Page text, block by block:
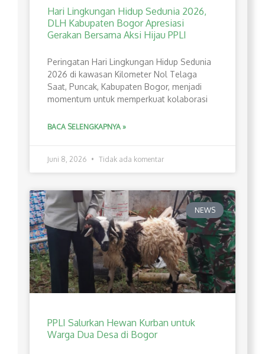
Hari Lingkungan Hidup Sedunia 2026,
DLH Kabupaten Bogor Apresiasi
Gerakan Bersama Aksi Hijau PPLI
Peringatan Hari Lingkungan Hidup Sedunia
2026 di kawasan Kilometer Nol Telaga
Saat, Puncak, Kabupaten Bogor, menjadi
momentum untuk memperkuat kolaborasi
BACA SELENGKAPNYA »
Juni 8, 2026 Tidak ada komentar
NEWS
PPLI Salurkan Hewan Kurban untuk
Warga Dua Desa di Bogor